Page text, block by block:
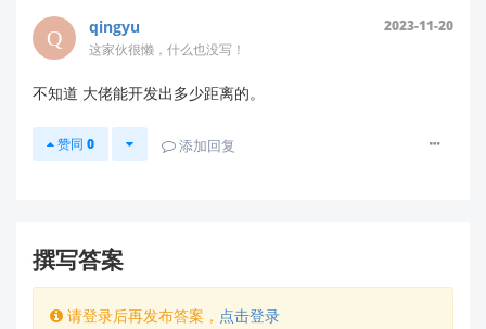
分析等方式区分生物与植物）
多传感器融合方案（雷达+红外热成像/摄像头，用
户外防护外壳设计指导（避免屏蔽电磁波的同时提
如有此类需求，欢迎联系我们的技术支持团队进一
对于野外动物监测，更成熟的方案包括：
被动红外传感器（PIR）+ AI图像识别相机
qingyu
2023-11-20
这家伙很懒，什么也没写！
不知道 大佬能开发出多少距离的。
赞同 0 添加回复
撰写答案
请登录后再发布答案， 点击登录